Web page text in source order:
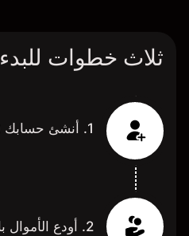
ثلاث خطوات للبدء
1. أنشئ حسابك (وفقًا لمعايير الأهلية)
2. أودع الأموال بالشروط التي تناسبك